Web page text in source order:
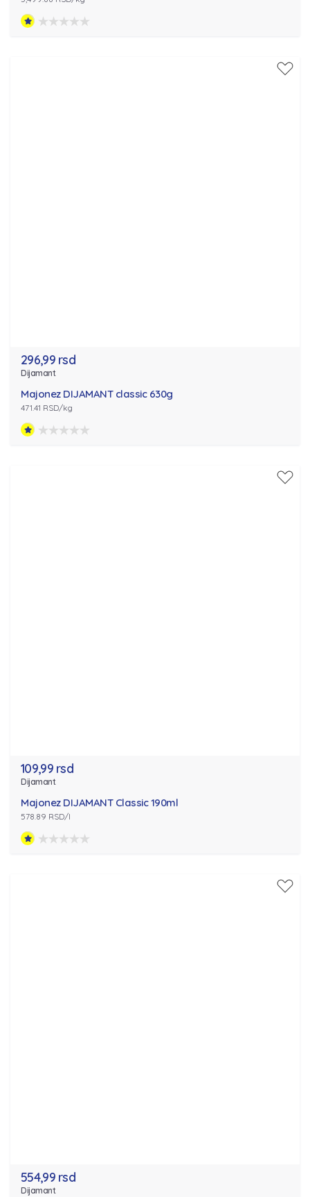
296,99 rsd
Dijamant
Majonez DIJAMANT classic 630g
471.41 RSD/kg
109,99 rsd
Dijamant
Majonez DIJAMANT Classic 190ml
578.89 RSD/l
554,99 rsd
Dijamant